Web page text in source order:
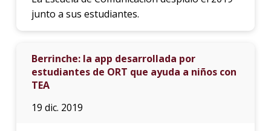
junto a sus estudiantes.
Berrinche: la app desarrollada por
estudiantes de ORT que ayuda a niños con
TEA
19 dic. 2019